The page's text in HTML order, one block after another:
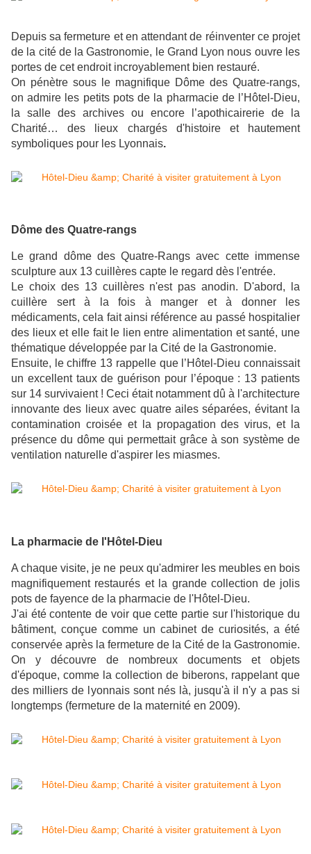
Depuis sa fermeture et en attendant de réinventer ce projet
de la cité de la Gastronomie, le Grand Lyon nous ouvre les
portes de cet endroit incroyablement bien restauré.
On pénètre sous le magnifique Dôme des Quatre-rangs,
on admire les petits pots de la pharmacie de l’Hôtel-Dieu,
la salle des archives ou encore l’apothicairerie de la
Charité… des lieux chargés d'histoire et hautement
symboliques pour les Lyonnais.
Dôme des Quatre-rangs
Le grand dôme des Quatre-Rangs avec cette immense
sculpture aux 13 cuillères capte le regard dès l'entrée.
Le choix des 13 cuillères n'est pas anodin. D'abord, la
cuillère sert à la fois à manger et à donner les
médicaments, cela fait ainsi référence au passé hospitalier
des lieux et elle fait le lien entre alimentation et santé, une
thématique développée par la Cité de la Gastronomie.
Ensuite, le chiffre 13 rappelle que l’Hôtel-Dieu connaissait
un excellent taux de guérison pour l’époque : 13 patients
sur 14 survivaient ! Ceci était notamment dû à l'architecture
innovante des lieux avec quatre ailes séparées, évitant la
contamination croisée et la propagation des virus, et la
présence du dôme qui permettait grâce à son système de
ventilation naturelle d'aspirer les miasmes.
La pharmacie de l'Hôtel-Dieu
A chaque visite, je ne peux qu'admirer les meubles en bois
magnifiquement restaurés et la grande collection de jolis
pots de fayence de la pharmacie de l'Hôtel-Dieu.
J'ai été contente de voir que cette partie sur l'historique du
bâtiment, conçue comme un cabinet de curiosités, a été
conservée après la fermeture de la Cité de la Gastronomie.
On y découvre de nombreux documents et objets
d'époque, comme la collection de biberons, rappelant que
des milliers de lyonnais sont nés là, jusqu'à il n'y a pas si
longtemps (fermeture de la maternité en 2009).